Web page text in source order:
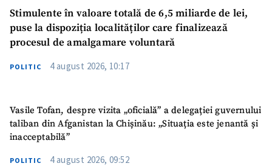
Stimulente în valoare totală de 6,5 miliarde de lei,
puse la dispoziția localităților care finalizează
procesul de amalgamare voluntară
POLITIC 4 august 2026, 10:17
Vasile Tofan, despre vizita „oficială” a delegației guvernului
taliban din Afganistan la Chișinău: „Situația este jenantă și
inacceptabilă”
POLITIC 4 august 2026, 09:52